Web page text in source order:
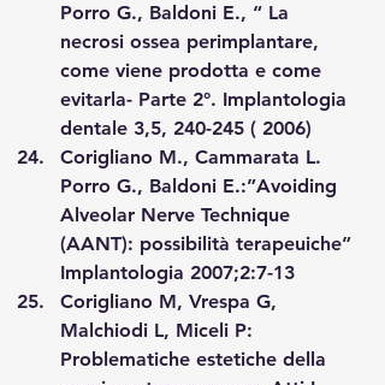
Porro G., Baldoni E., “ La
necrosi ossea perimplantare,
come viene prodotta e come
evitarla- Parte 2°. Implantologia
dentale 3,5, 240-245 ( 2006)
Corigliano M., Cammarata L.
Porro G., Baldoni E.:”Avoiding
Alveolar Nerve Technique
(AANT): possibilità terapeuiche”
Implantologia 2007;2:7-13
Corigliano M, Vrespa G,
Malchiodi L, Miceli P:
Problematiche estetiche della